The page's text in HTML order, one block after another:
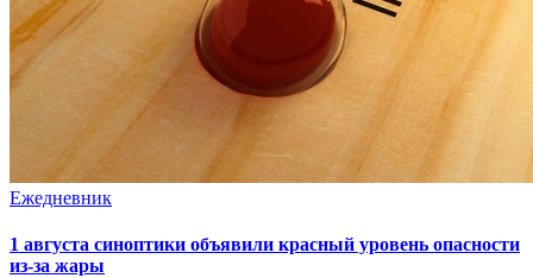
Ежедневник
1 августа синоптики объявили красный уровень опасности
из-за жары